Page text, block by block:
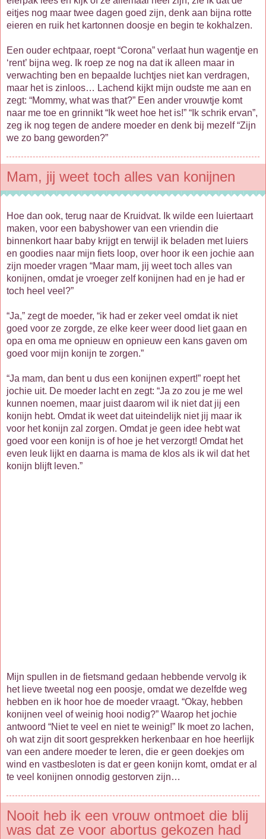
eitjes nog maar twee dagen goed zijn, denk aan bijna rotte
eieren en ruik het kartonnen doosje en begin te kokhalzen.
Een ouder echtpaar, roept “Corona” verlaat hun wagentje en
‘rent’ bijna weg. Ik roep ze nog na dat ik alleen maar in
verwachting ben en bepaalde luchtjes niet kan verdragen,
maar het is zinloos… Lachend kijkt mijn oudste me aan en
zegt: “Mommy, what was that?” Een ander vrouwtje komt
naar me toe en grinnikt “Ik weet hoe het is!” “Ik schrik ervan”,
zeg ik nog tegen de andere moeder en denk bij mezelf “Zijn
we zo bang geworden?”
Mam, jij weet toch alles van konijnen
Hoe dan ook, terug naar de Kruidvat. Ik wilde een luiertaart
maken, voor een babyshower van een vriendin die
binnenkort haar baby krijgt en terwijl ik beladen met luiers
en goodies naar mijn fiets loop, over hoor ik een jochie aan
zijn moeder vragen “Maar mam, jij weet toch alles van
konijnen, omdat je vroeger zelf konijnen had en je had er
toch heel veel?”
“Ja,” zegt de moeder, “ik had er zeker veel omdat ik niet
goed voor ze zorgde, ze elke keer weer dood liet gaan en
opa en oma me opnieuw en opnieuw een kans gaven om
goed voor mijn konijn te zorgen.”
“Ja mam, dan bent u dus een konijnen expert!” roept het
jochie uit. De moeder lacht en zegt: “Ja zo zou je me wel
kunnen noemen, maar juist daarom wil ik niet dat jij een
konijn hebt. Omdat ik weet dat uiteindelijk niet jij maar ik
voor het konijn zal zorgen. Omdat je geen idee hebt wat
goed voor een konijn is of hoe je het verzorgt! Omdat het
even leuk lijkt en daarna is mama de klos als ik wil dat het
konijn blijft leven.”
Mijn spullen in de fietsmand gedaan hebbende vervolg ik
het lieve tweetal nog een poosje, omdat we dezelfde weg
hebben en ik hoor hoe de moeder vraagt. “Okay, hebben
konijnen veel of weinig hooi nodig?” Waarop het jochie
antwoord “Niet te veel en niet te weinig!” Ik moet zo lachen,
oh wat zijn dit soort gesprekken herkenbaar en hoe heerlijk
van een andere moeder te leren, die er geen doekjes om
wind en vastbesloten is dat er geen konijn komt, omdat er al
te veel konijnen onnodig gestorven zijn…
Nooit heb ik een vrouw ontmoet die blij
was dat ze voor abortus gekozen had